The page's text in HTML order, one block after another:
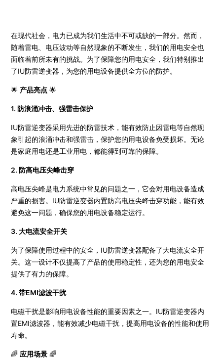
在现代社会，电力已成为我们生活中不可或缺的一部分。然而，
随着雷电、电压波动等自然现象的不断发生，我们的用电安全也
面临着前所未有的挑战。为了保障您的用电安全，我们特别推出
了IU防雷逆变器，为您的用电设备提供全方位的防护。
🌟 产品亮点 🌟
1. 防浪涌冲击、强雷击保护
IU防雷逆变器采用先进的防雷技术，能有效防止因雷电等自然现
象引起的浪涌冲击和强雷击，保护您的用电设备免受损坏。无论
是家庭用电还是工业用电，都能得到可靠的保障。
2. 防高电压尖峰击穿
高电压尖峰是电力系统中常见的问题之一，它会对用电设备造成
严重的损害。IU防雷逆变器内置防高电压尖峰击穿功能，能有效
避免这一问题，确保您的用电设备稳定运行。
3. 大电流安全开关
为了保障使用过程中的安全，IU防雷逆变器配备了大电流安全开
关。这一设计不仅提高了产品的使用稳定性，还为您的用电安全
提供了有力的保障。
4. 带EMI滤波干扰
电磁干扰是影响用电设备性能的重要因素之一。IU防雷逆变器内
置EMI滤波器，能有效减少电磁干扰，提高用电设备的性能和使用
寿命。
🌈 应用场景 🌈